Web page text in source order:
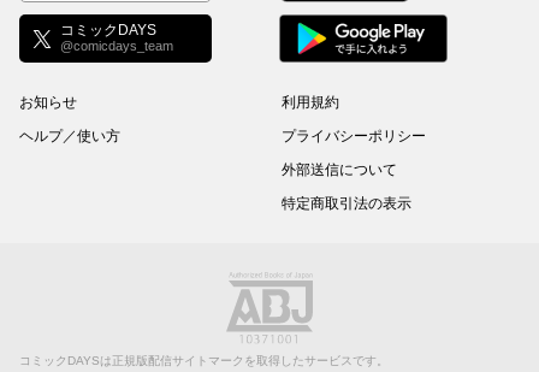
コミックDAYS
@comicdays_team
お知らせ
ヘルプ／使い方
利用規約
プライバシーポリシー
外部送信について
特定商取引法の表示
コミックDAYSは正規版配信サイトマークを取得したサービスです。